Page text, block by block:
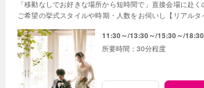
「移動なしでお好きな場所から短時間で」直接会場に赴く
ご希望の挙式スタイルや時期・人数をお伺いし【リアル
11:30～ 13:30～ 15:30～
30分程度